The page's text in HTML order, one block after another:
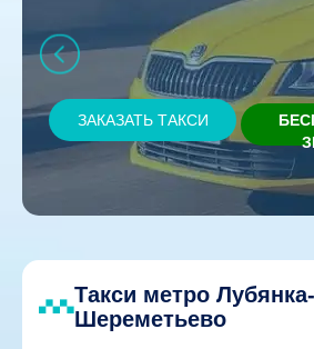
ЗАКАЗАТЬ ТАКСИ
Такси метро
Шереметьево